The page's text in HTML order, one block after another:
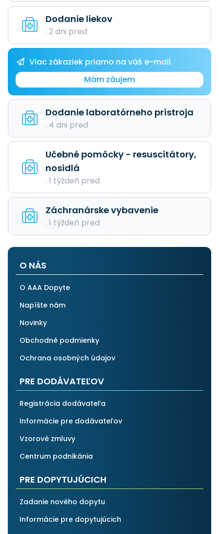
Dodanie liekov
. 2 dni pred
Viac zákaziek priamo na váš e-mail.
Mám záujem
Dodanie laboratórneho prístroja
. 4 dni pred
Učebné pomôcky - resuscitátory,
nosidlá
. 1 týždeň pred
Záchranárske vybavenie
. 1 týždeň pred
O NÁS
O AAA Dopyte
Napíšte nám
Novinky
Obchodné podmienky
Ochrana osobných údajov
PRE DODÁVATEĽOV
Registrácia dodávateľa
Informácie pre dodávateľov
Vzorové zmluvy
Centrum podnikánia
PRE DOPYTUJÚCICH
Zadanie nového dopytu
Informácie pre dopytujúcich